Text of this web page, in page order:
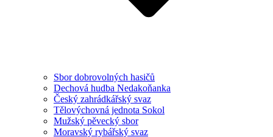
Sbor dobrovolných hasičů
Dechová hudba Nedakoňanka
Český zahrádkářský svaz
Tělovýchovná jednota Sokol
Mužský pěvecký sbor
Moravský rybářský svaz